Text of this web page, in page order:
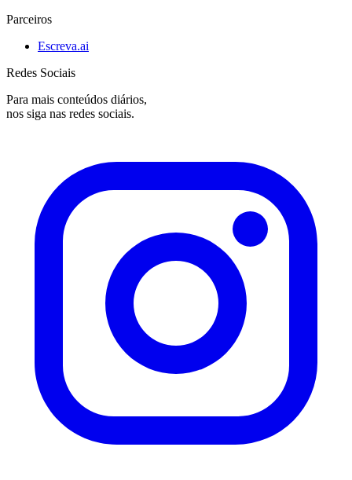
Parceiros
Escreva.ai
Redes Sociais
Para mais conteúdos diários,
nos siga nas redes sociais.